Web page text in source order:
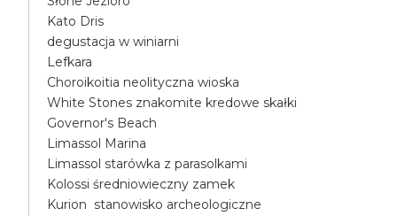
Kato Dris
degustacja w winiarni
Lefkara
Choroikoitia neolityczna wioska
White Stones znakomite kredowe skałki
Governor's Beach
Limassol Marina
Limassol starówka z parasolkami
Kolossi średniowieczny zamek
Kurion stanowisko archeologiczne